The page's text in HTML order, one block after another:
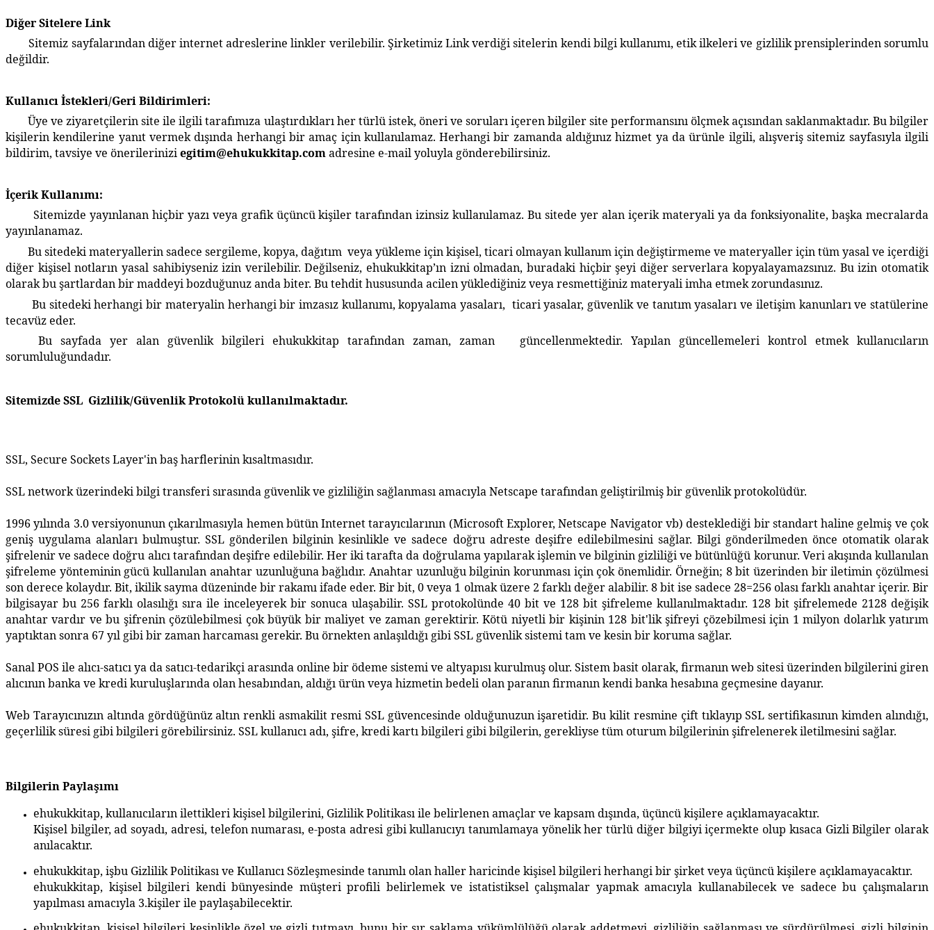
Diğer Sitelere Link
Sitemiz sayfalarından diğer internet adreslerine linkler verilebilir. Şirketimiz Link verdiği sitelerin kendi bilgi kullanımı, etik ilkeleri ve gizlilik prensiplerinden sorumlu
değildir.
Kullanıcı İstekleri/Geri Bildirimleri:
Üye ve ziyaretçilerin site ile ilgili tarafımıza ulaştırdıkları her türlü istek, öneri ve soruları içeren bilgiler site performansını ölçmek açısından saklanmaktadır. Bu bilgiler
kişilerin kendilerine yanıt vermek dışında herhangi bir amaç için kullanılamaz. Herhangi bir zamanda aldığınız hizmet ya da ürünle ilgili, alışveriş sitemiz sayfasıyla ilgili
bildirim, tavsiye ve önerileriniziegitim@ehukukkitap.comadresine e-mail yoluyla gönderebilirsiniz.
İçerik Kullanımı:
Sitemizde yayınlanan hiçbir yazı veya grafik üçüncü kişiler tarafından izinsiz kullanılamaz. Bu sitede yer alan içerik materyali ya da fonksiyonalite, başka mecralarda
yayınlanamaz.
Bu sitedeki materyallerin sadece sergileme, kopya, dağıtım veya yükleme için kişisel, ticari olmayan kullanım için değiştirmeme ve materyaller için tüm yasal ve içerdiği
diğer kişisel notların yasal sahibiyseniz izin verilebilir. Değilseniz, ehukukkitap’ın izni olmadan, buradaki hiçbir şeyi diğer serverlara kopyalayamazsınız. Bu izin otomatik
olarak bu şartlardan bir maddeyi bozduğunuz anda biter. Bu tehdit hususunda acilen yüklediğiniz veya resmettiğiniz materyali imha etmek zorundasınız.
Bu sitedeki herhangi bir materyalin herhangi bir imzasız kullanımı, kopyalama yasaları, ticari yasalar, güvenlik ve tanıtım yasaları ve iletişim kanunları ve statülerine
tecavüz eder.
Bu sayfada yer alan güvenlik bilgileri ehukukkitap tarafından zaman, zaman güncellenmektedir. Yapılan güncellemeleri kontrol etmek kullanıcıların
sorumluluğundadır.
Sitemizde SSL Gizlilik/Güvenlik Protokolü kullanılmaktadır.
SSL, Secure Sockets Layer'in baş harflerinin kısaltmasıdır.
SSL network üzerindeki bilgi transferi sırasında güvenlik ve gizliliğin sağlanması amacıyla Netscape tarafından geliştirilmiş bir güvenlik protokolüdür.
1996 yılında 3.0 versiyonunun çıkarılmasıyla hemen bütün Internet tarayıcılarının (Microsoft Explorer, Netscape Navigator vb) desteklediği bir standart haline gelmiş ve çok
geniş uygulama alanları bulmuştur. SSL gönderilen bilginin kesinlikle ve sadece doğru adreste deşifre edilebilmesini sağlar. Bilgi gönderilmeden önce otomatik olarak
şifrelenir ve sadece doğru alıcı tarafından deşifre edilebilir. Her iki tarafta da doğrulama yapılarak işlemin ve bilginin gizliliği ve bütünlüğü korunur. Veri akışında kullanılan
şifreleme yönteminin gücü kullanılan anahtar uzunluğuna bağlıdır. Anahtar uzunluğu bilginin korunması için çok önemlidir. Örneğin; 8 bit üzerinden bir iletimin çözülmesi
son derece kolaydır. Bit, ikilik sayma düzeninde bir rakamı ifade eder. Bir bit, 0 veya 1 olmak üzere 2 farklı değer alabilir. 8 bit ise sadece 28=256 olası farklı anahtar içerir. Bir
bilgisayar bu 256 farklı olasılığı sıra ile inceleyerek bir sonuca ulaşabilir. SSL protokolünde 40 bit ve 128 bit şifreleme kullanılmaktadır. 128 bit şifrelemede 2128 değişik
anahtar vardır ve bu şifrenin çözülebilmesi çok büyük bir maliyet ve zaman gerektirir. Kötü niyetli bir kişinin 128 bit'lik şifreyi çözebilmesi için 1 milyon dolarlık yatırım
yaptıktan sonra 67 yıl gibi bir zaman harcaması gerekir. Bu örnekten anlaşıldığı gibi SSL güvenlik sistemi tam ve kesin bir koruma sağlar.
Sanal POS ile alıcı-satıcı ya da satıcı-tedarikçi arasında online bir ödeme sistemi ve altyapısı kurulmuş olur. Sistem basit olarak, firmanın web sitesi üzerinden bilgilerini giren
alıcının banka ve kredi kuruluşlarında olan hesabından, aldığı ürün veya hizmetin bedeli olan paranın firmanın kendi banka hesabına geçmesine dayanır.
Web Tarayıcınızın altında gördüğünüz altın renkli asmakilit resmi SSL güvencesinde olduğunuzun işaretidir. Bu kilit resmine çift tıklayıp SSL sertifikasının kimden alındığı,
geçerlilik süresi gibi bilgileri görebilirsiniz. SSL kullanıcı adı, şifre, kredi kartı bilgileri gibi bilgilerin, gerekliyse tüm oturum bilgilerinin şifrelenerek iletilmesini sağlar.
Bilgilerin Paylaşımı
ehukukkitap, kullanıcıların ilettikleri kişisel bilgilerini, Gizlilik Politikası ile belirlenen amaçlar ve kapsam dışında, üçüncü kişilere açıklamayacaktır.
Kişisel bilgiler, ad soyadı, adresi, telefon numarası, e-posta adresi gibi kullanıcıyı tanımlamaya yönelik her türlü diğer bilgiyi içermekte olup kısaca Gizli Bilgiler olarak
anılacaktır.
ehukukkitap, işbu Gizlilik Politikası ve Kullanıcı Sözleşmesinde tanımlı olan haller haricinde kişisel bilgileri herhangi bir şirket veya üçüncü kişilere açıklamayacaktır.
ehukukkitap, kişisel bilgileri kendi bünyesinde müşteri profili belirlemek ve istatistiksel çalışmalar yapmak amacıyla kullanabilecek ve sadece bu çalışmaların
yapılması amacıyla 3.kişiler ile paylaşabilecektir.